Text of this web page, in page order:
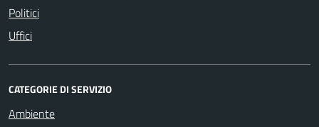
Politici
Uffici
CATEGORIE DI SERVIZIO
Ambiente